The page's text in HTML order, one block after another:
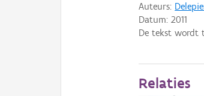
Auteurs:
Datum:2011
De tekst wordt
Relaties